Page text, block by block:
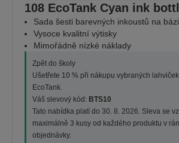
108 EcoTank Cyan ink
Sada šesti barevných inkoustů na
Vysoce kvalitní výtisky
Mimořádně nízké náklady
Zpět do školy
Ušetřete 10 % při nákupu vybraných
EcoTank.
Váš slevový kód: BTS10
Tato nabídka platí do 30. 8. 2026. Sleva se
maximálně 3 kusy od každého produktu v
objednávky.